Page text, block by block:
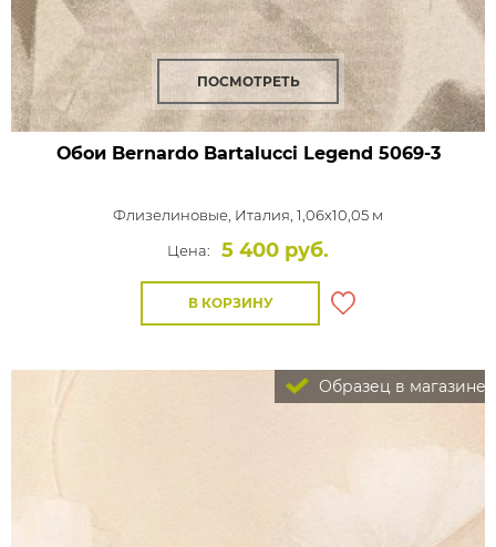
ПОСМОТРЕТЬ
Обои Bernardo Bartalucci Legend 5069-3
Флизелиновые, Италия, 1,06x10,05 м
Цена:
5 400 руб.
В КОРЗИНУ
Образец в магазине